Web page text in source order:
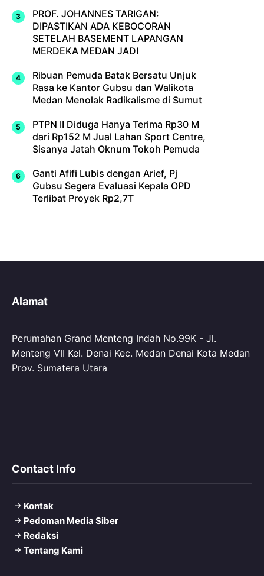
PROF. JOHANNES TARIGAN:
DIPASTIKAN ADA KEBOCORAN
SETELAH BASEMENT LAPANGAN
MERDEKA MEDAN JADI
Ribuan Pemuda Batak Bersatu Unjuk
Rasa ke Kantor Gubsu dan Walikota
Medan Menolak Radikalisme di Sumut
PTPN II Diduga Hanya Terima Rp30 M
dari Rp152 M Jual Lahan Sport Centre,
Sisanya Jatah Oknum Tokoh Pemuda
Ganti Afifi Lubis dengan Arief, Pj
Gubsu Segera Evaluasi Kepala OPD
Terlibat Proyek Rp2,7T
Alamat
Perumahan Grand Menteng Indah No.99K - Jl.
Menteng VII Kel. Denai Kec. Medan Denai Kota Medan
Prov. Sumatera Utara
Contact Info
Kontak
Pedoman Media Siber
Redaksi
Tentang Kami